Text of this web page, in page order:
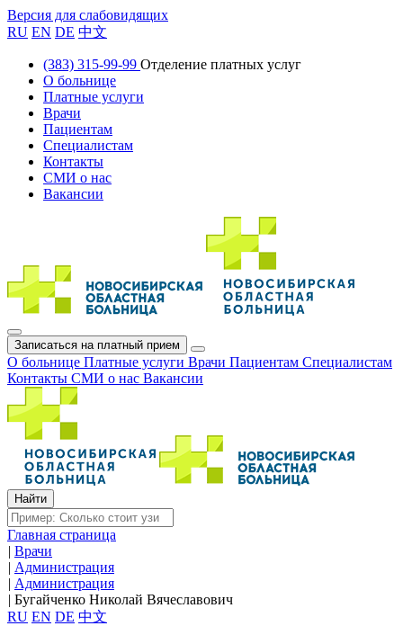
Версия для слабовидящих
RU EN DE 中文
(383) 315-99-99 Отделение платных услуг
О больнице
Платные услуги
Врачи
Пациентам
Специалистам
Контакты
СМИ о нас
Вакансии
Записаться на платный прием
О больнице Платные услуги Врачи Пациентам Специалистам
Контакты СМИ о нас Вакансии
Главная страница
| Врачи
| Администрация
| Администрация
| Бугайченко Николай Вячеславович
RU EN DE 中文